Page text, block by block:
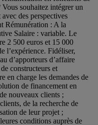
souhaitez intégrer un
des perspectives
Rémunération : A la
Salaire : variable. Le
2 500 euros et 15 000
l’expérience. Fidéliser,
d’apporteurs d’affaire
constructeurs et
en charge les demandes de
de financement en
nouveaux clients ;
de la recherche de
de leur projet ;
conditions auprès de